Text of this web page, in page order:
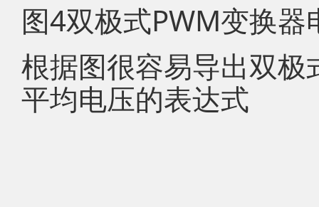
图4双极式PWM变换
根据图很容易导出双
平均电压的表达式